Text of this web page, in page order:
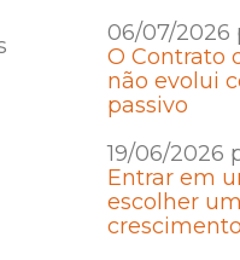
06/07/2026
O Contrato
não evolui
passivo
19/06/2026
Entrar em
escolher
crescimento